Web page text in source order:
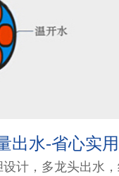
出水-省心实用
计，多龙头出水